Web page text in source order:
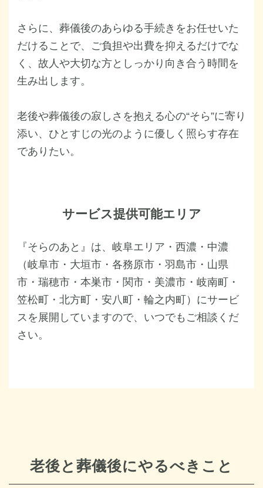
さらに、葬儀後のあらゆる手続きをお任せいた
だけることで、ご負担や出費を抑えるだけでな
く、故人や大切な方としっかり向き合う時間を
生み出します。
老後や葬儀後の寂しさを抱える心の“そら”に寄り
添い、ひとすじの光のように優しく照らす存在
でありたい。
サービス提供可能エリア
『そらのあと』は、岐阜エリア・西濃・中濃
（岐阜市・大垣市・各務原市・羽島市・山県
市・瑞穂市・本巣市・関市・美濃市・岐南町・
笠松町・北方町・安八町・輪之内町）にサービ
スを展開していますので、いつでもご相談くだ
さい。
老後と葬儀後にやるべきこと